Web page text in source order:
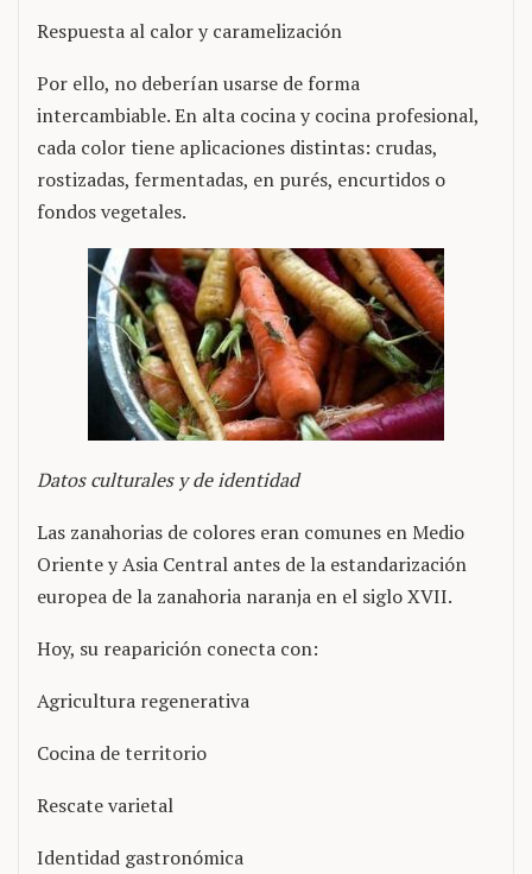
Respuesta al calor y caramelización
Por ello, no deberían usarse de forma
intercambiable. En alta cocina y cocina profesional,
cada color tiene aplicaciones distintas: crudas,
rostizadas, fermentadas, en purés, encurtidos o
fondos vegetales.
Datos culturales y de identidad
Las zanahorias de colores eran comunes en Medio
Oriente y Asia Central antes de la estandarización
europea de la zanahoria naranja en el siglo XVII.
Hoy, su reaparición conecta con:
Agricultura regenerativa
Cocina de territorio
Rescate varietal
Identidad gastronómica